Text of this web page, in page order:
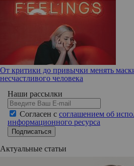
От критики до привычки менять
несчастливого человека
Наши рассылки
Согласен с соглашением об
информационного ресурса
Подписаться
Актуальные статьи